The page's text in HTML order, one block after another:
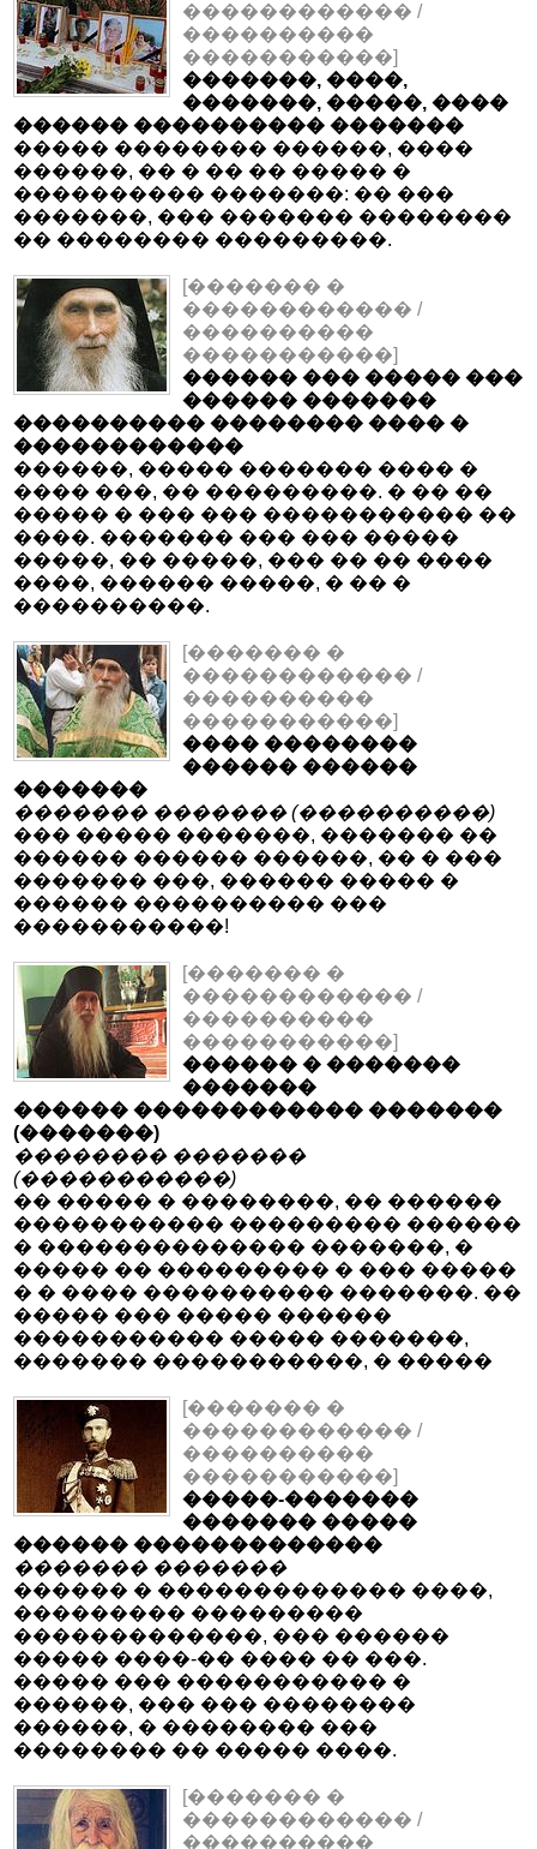
������������ /
����������
�����������]
�������, ����,
�������, �����, ����
������ ���������� �������
����� �������� ������, ����
������, �� � �� �� ����� �
���������� �������: �� ���
�������, ��� ������� ��������
�� �������� ���������.
[������� �
������������ /
����������
�����������]
������ ��� ����� ���
������ �������
���������� �������� ���� �
������������
������, ����� ������� ���� �
���� ���, �� ���������. � �� ��
����� � ��� ��� ����������� ��
����. ������� ��� ��� �����
�����, �� �����, ��� �� �� ����
����, ������ �����, � �� �
����������.
[������� �
������������ /
����������
�����������]
���� ��������
������ ������
�������
������� ������� (����������)
��� ����� �������, ������� ��
������ ������ ������, �� � ���
������� ���, ������ ����� �
������ ���������� ���
�����������!
[������� �
������������ /
����������
�����������]
������ � �������
�������
������ ������������ �������
(�������)
�������� �������
(�����������)
�� ����� � ��������, �� ������
����������� ��������� ������
� �������������� �������, �
����� �� ��������� � ��� �����
� � ���� ���������� �������. ��
����� ��� ����� ������
����������� ����� �������,
������� �����������, � �����
[������� �
������������ /
����������
�����������]
�����-�������
������� �����
������ �������������
������� �������
������ � ������������� ����,
��������� ���������
�������������, ��� ������
����� ����-�� ���� �� ���.
����� ��� ����������� �
������, ��� ��� ��������
������, � �������� ���
�������� �� ����� ����.
[������� �
������������ /
����������